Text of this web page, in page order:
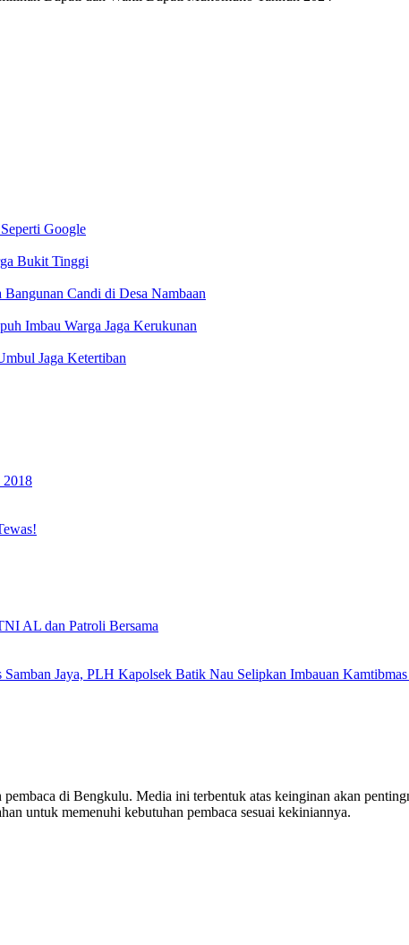
Google
Bukit Tinggi
Candi di Desa Nambaan
Imbau Warga Jaga Kerukunan
Jaga Ketertiban
2018
AL dan Patroli Bersama
Jaya, PLH Kapolsek Batik Nau Selipkan Imbauan Kamtibmas
di Bengkulu. Media ini terbentuk atas keinginan akan
untuk memenuhi kebutuhan pembaca sesuai kekiniannya.